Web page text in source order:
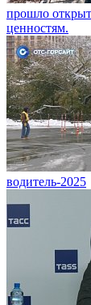
прошло
ценностям.
водитель-2025